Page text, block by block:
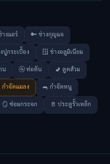
งแอร์ 🔑 ช่างกุญแจ
ปูกระเบื้อง 🪟 ช่างอลูมิเนียม
น 🚰 ท่อตัน 🚽 ดูดส้วม
กำจัดแมลง 🐀 กำจัดหนู
🪞 ซ่อมกระจก 🚪 ประตูรั้วเหล็ก